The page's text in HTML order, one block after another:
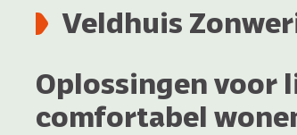
Veldhuis
Oplossingen voor
comfortabel